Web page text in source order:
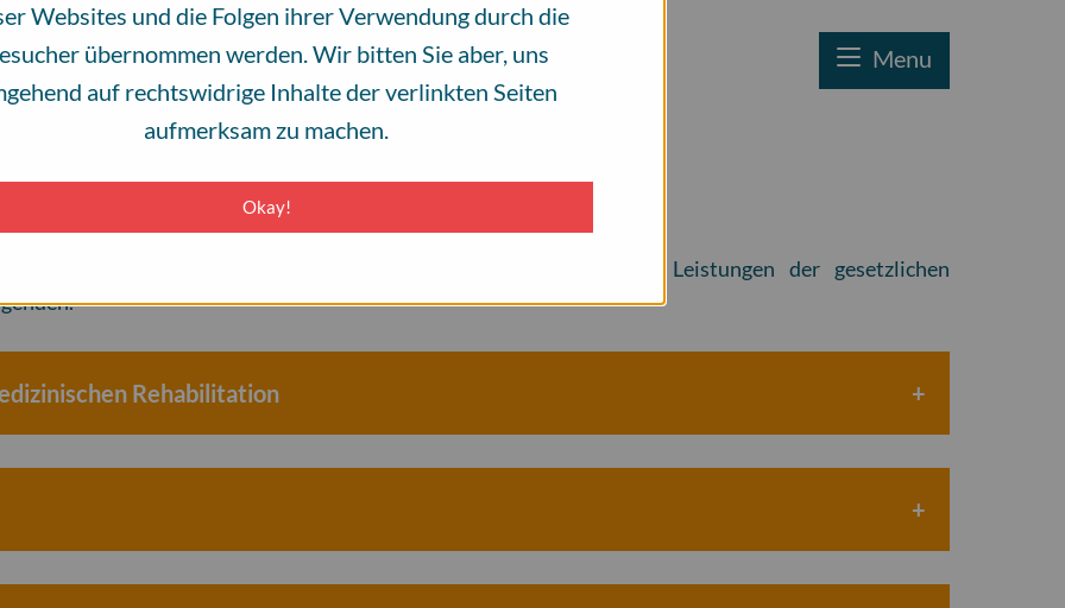
Menu
einer Berufskrankheit?
leiden, haben sie gemäß SGB VII Anspruch auf umfassende Leistungen der gesetzlichen
Rehabilitation
Websites und die Folgen ihrer Verwendung durch die
übernommen werden. Wir bitten Sie aber, uns
auf rechtswidrige Inhalte der verlinkten Seiten
aufmerksam zu machen.
Okay!